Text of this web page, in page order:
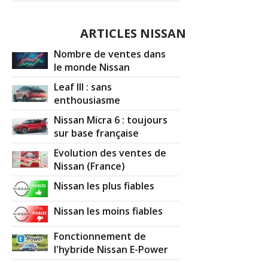
ARTICLES NISSAN
Nombre de ventes dans
le monde Nissan
Leaf III : sans
enthousiasme
Nissan Micra 6 : toujours
sur base française
Evolution des ventes de
Nissan (France)
Nissan les plus fiables
Nissan les moins fiables
Fonctionnement de
l'hybride Nissan E-Power